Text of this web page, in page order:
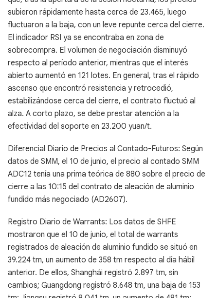
subieron rápidamente hasta cerca de 23.465, luego
fluctuaron a la baja, con un leve repunte cerca del cierre.
El indicador RSI ya se encontraba en zona de
sobrecompra. El volumen de negociación disminuyó
respecto al período anterior, mientras que el interés
abierto aumentó en 121 lotes. En general, tras el rápido
ascenso que encontró resistencia y retrocedió,
estabilizándose cerca del cierre, el contrato fluctuó al
alza. A corto plazo, se debe prestar atención a la
efectividad del soporte en 23.200 yuan/t.
Diferencial Diario de Precios al Contado-Futuros: Según
datos de SMM, el 10 de junio, el precio al contado SMM
ADC12 tenía una prima teórica de 880 sobre el precio de
cierre a las 10:15 del contrato de aleación de aluminio
fundido más negociado (AD2607).
Registro Diario de Warrants: Los datos de SHFE
mostraron que el 10 de junio, el total de warrants
registrados de aleación de aluminio fundido se situó en
39.224 tm, un aumento de 358 tm respecto al día hábil
anterior. De ellos, Shanghái registró 2.897 tm, sin
cambios; Guangdong registró 8.648 tm, una baja de 153